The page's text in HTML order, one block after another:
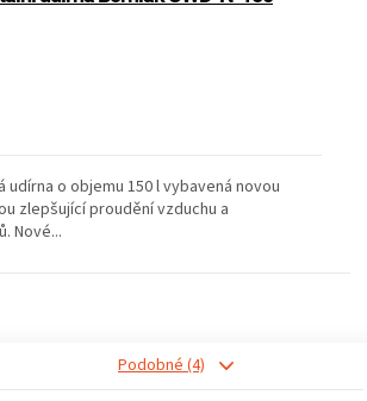
udírna o objemu 150 l vybavená novou
zlepšující proudění vzduchu a
Nové...
Podobné (4)